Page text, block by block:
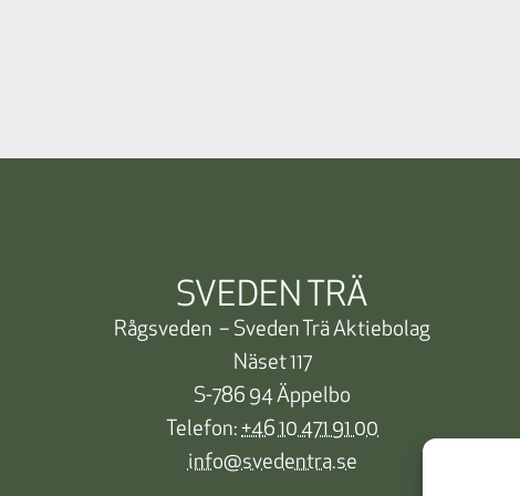
SVEDEN TRÄ
Rågsveden – Sveden Trä Aktiebolag
Näset 117
S-786 94 Äppelbo
Telefon: +46 10 471 91 00
info@svedentra.se